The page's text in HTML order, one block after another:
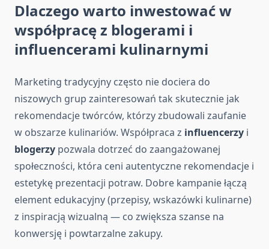
Dlaczego warto inwestować w
współpracę z blogerami i
influencerami kulinarnymi
Marketing tradycyjny często nie dociera do
niszowych grup zainteresowań tak skutecznie jak
rekomendacje twórców, którzy zbudowali zaufanie
w obszarze kulinariów. Współpraca z influencerzy i
blogerzy pozwala dotrzeć do zaangażowanej
społeczności, która ceni autentyczne rekomendacje i
estetykę prezentacji potraw. Dobre kampanie łączą
element edukacyjny (przepisy, wskazówki kulinarne)
z inspiracją wizualną — co zwiększa szanse na
konwersję i powtarzalne zakupy.